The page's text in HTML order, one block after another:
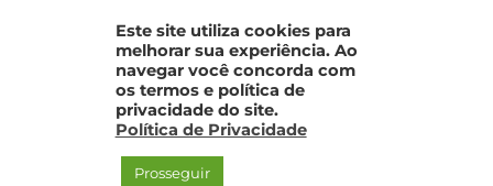
Este site utiliza cookies para
melhorar sua experiência. Ao
navegar você concorda com
os termos e política de
privacidade do site.
Política de Privacidade
Prosseguir